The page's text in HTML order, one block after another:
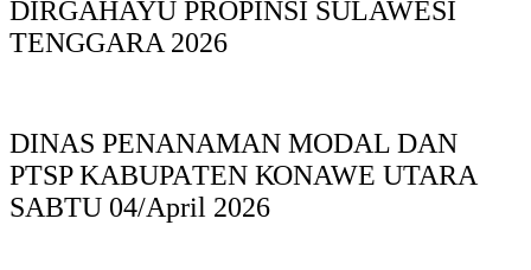
DIRGAHAYU PROPINSI SULAWESI
TENGGARA 2026
DINAS PΕΝΑΝΑΜAN MODAL DAN
PTSP KABUPAΤΕΝ ΚΟNAWE UTARA
SABTU 04/April 2026